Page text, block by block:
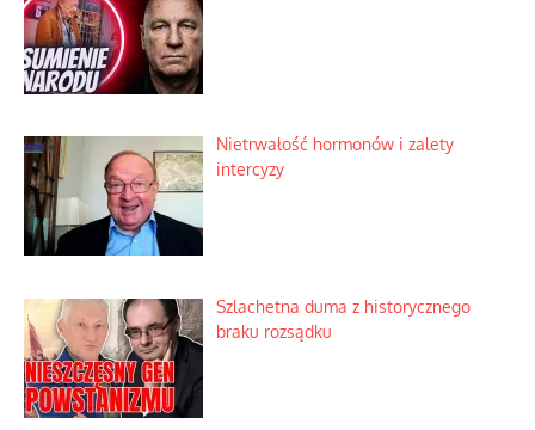
Nietrwałość hormonów i zalety
intercyzy
Szlachetna duma z historycznego
braku rozsądku